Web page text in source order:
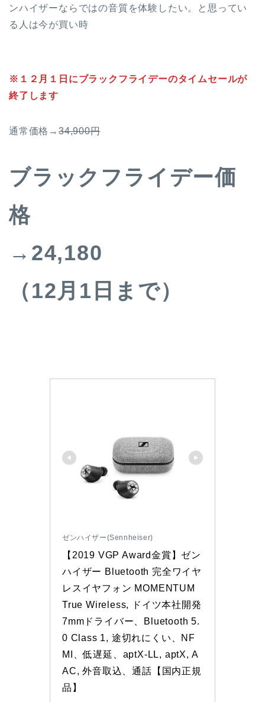
ンハイザーならではの音質を体験したい。と思ってい
る人は今が買い時
※１２月１日にブラックフライデーのタイムセールが
終了します
通常価格→ 34,900円
ブラックフライデー価
格
→24,180
（12月1日まで）
ゼンハイザー(Sennheiser)
【2019 VGP Award金賞】ゼン
ハイザー Bluetooth 完全ワイヤ
レスイヤフォン MOMENTUM
True Wireless, ドイツ本社開発
7mmドライバー、Bluetooth 5.
0 Class 1, 途切れにくい、NF
MI、低遅延、aptX-LL, aptX, A
AC, 外音取込、通話【国内正規
品】